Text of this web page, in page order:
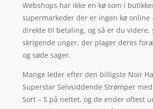
Webshops har ikke en kø som i
supermarkeder der er ingen kø online
direkte til betaling, og så er du videre,
skrigende unger, der plager deres
og søde sager.
Mange leder efter den billigste Noir
Superstar Selvsiddende Strømper
Sort – S på nettet, og de ender oftest